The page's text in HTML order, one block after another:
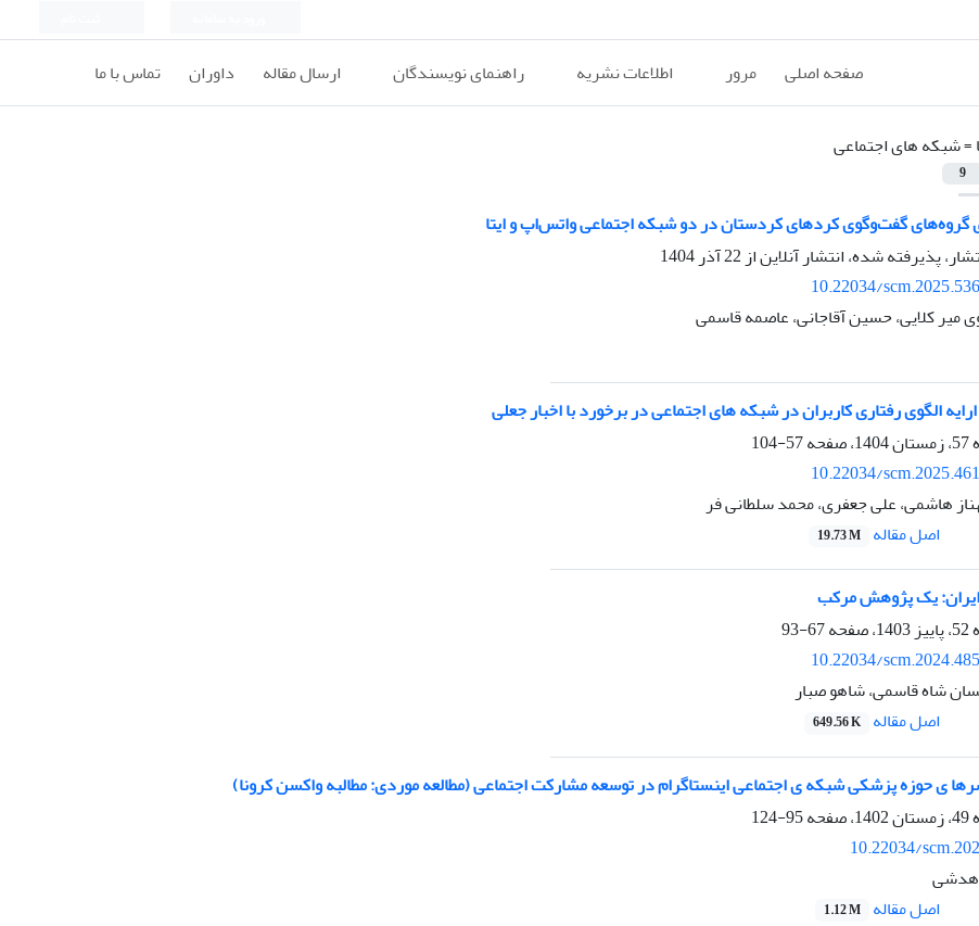
صفحه اصلی مرور اطلاعات نشریه راهنمای نویسندگان ارسال مقاله داوران تماس با ما
=شبکه های اجتماعی
9
گفت‌وگوی کردهای کردستان در دو شبکه اجتماعی واتس‌اپ و ایتا
پذیرفته شده، انتشار آنلاین از22 آذر 1404
10.22034/
کلایی، حسین آقاجانی، عاصمه قاسمی
الگوی رفتاری کاربران در شبکه های اجتماعی در برخورد با اخبار جعلی
57-104
10.22034/
هاشمی، علی جعفری، محمد سلطانی فر
اصل مقاله 19.73 M
ایران: یک پژوهش مرکب
67-93
10.22034/
شاه قاسمی، شاهو صبار
اصل مقاله 649.56 K
ی حوزه پزشکی شبکه ی اجتماعی اینستاگرام در توسعه مشارکت اجتماعی (مطالعه موردی: مطالبه واکسن کرونا)
95-124
10.22034/
هدشی
اصل مقاله 1.12 M